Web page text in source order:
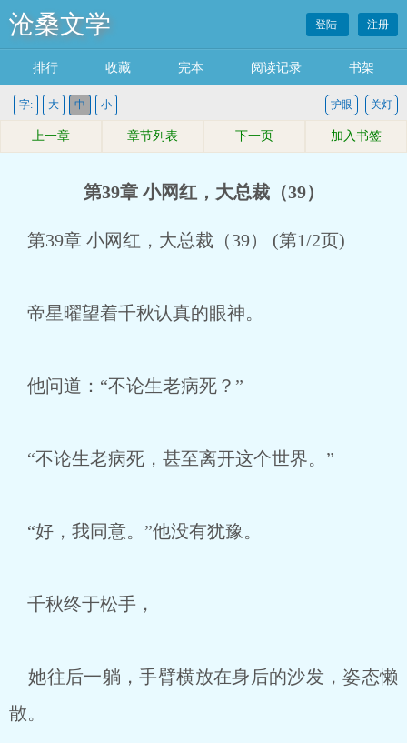
沧桑文学 登陆 注册
排行 收藏 完本 阅读记录 书架
字: 大 中 小 关灯
护眼
上一章 章节列表 下一页 加入书签
第39章 小网红，大总裁（39）
第39章 小网红，大总裁（39） (第1/2页)
帝星曜望着千秋认真的眼神。
他问道：“不论生老病死？”
“不论生老病死，甚至离开这个世界。”
“好，我同意。”他没有犹豫。
千秋终于松手，
她往后一躺，手臂横放在身后的沙发，姿态懒
散。